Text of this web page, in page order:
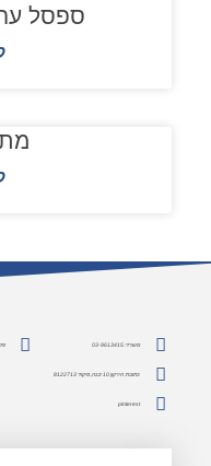
ספסל
משרד: 03-9613415 פקס:
כתובת: הירקון 10 יבנה, מיקוד 8122713
pinterest